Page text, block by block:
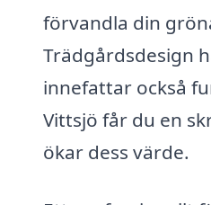
förvandla din
Trädgårdsdesign
innefattar också
Vittsjö får du en
ökar dess värde.